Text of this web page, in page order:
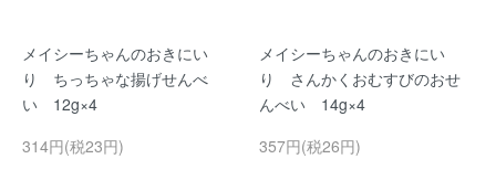
メイシーちゃんのおきにい
り ちっちゃな揚げせんべ
い 12g×4
314円(税23円)
メイシーちゃんのおきにい
り さんかくおむすびのおせ
んべい 14g×4
357円(税26円)